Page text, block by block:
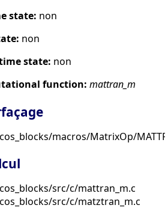
state: non
non
state: non
function: mattran_m
macros/MatrixOp/
src/c/mattran_m.c
src/c/matztran_m.c